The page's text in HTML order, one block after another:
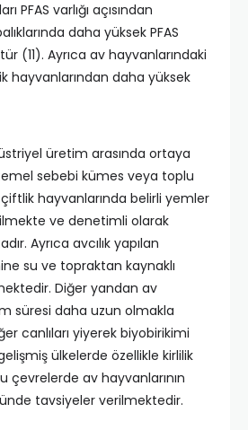
PFAS varlığı açısından
daha yüksek PFAS
(11). Ayrıca av hayvanlarındaki
hayvanlarından daha yüksek
üretim arasında ortaya
temel sebebi kümes veya toplu
hayvanlarında belirli yemler
ve denetimli olarak
Ayrıca avcılık yapılan
su ve topraktan kaynaklı
Diğer yandan av
süresi daha uzun olmakla
canlıları yiyerek biyobirikimi
ülkelerde özellikle kirlilik
çevrelerde av hayvanlarının
tavsiyeler verilmektedir.